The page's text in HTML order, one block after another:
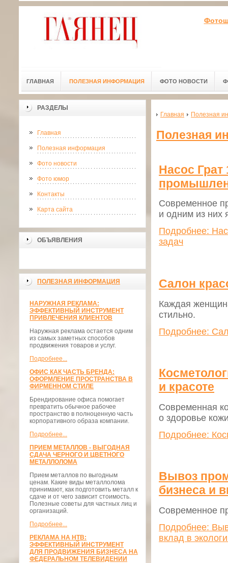
ГЛАВНАЯ ПОЛЕЗНАЯ ИНФОРМАЦИЯ ФОТО НОВОСТИ
РАЗДЕЛЫ
Главная
Полезная информация
Фото новости
Фото юмор
Контакты
Карта сайта
ОБЪЯВЛЕНИЯ
ПОЛЕЗНАЯ ИНФОРМАЦИЯ
НАРУЖНАЯ РЕКЛАМА:
ЭФФЕКТИВНЫЙ ИНСТРУМЕНТ
ПРИВЛЕЧЕНИЯ КЛИЕНТОВ
Наружная реклама остается одним
из самых заметных способов
продвижения товаров и услуг.
Подробнее...
ОФИС КАК ЧАСТЬ БРЕНДА:
ОФОРМЛЕНИЕ ПРОСТРАНСТВА В
ФИРМЕННОМ СТИЛЕ
Брендирование офиса помогает
превратить обычное рабочее
пространство в полноценную часть
корпоративного образа компании.
Подробнее...
ПРИЕМ МЕТАЛЛОВ - ВЫГОДНАЯ
СДАЧА ЧЕРНОГО И ЦВЕТНОГО
МЕТАЛЛОЛОМА
Прием металлов по выгодным
ценам. Какие виды металлолома
принимают, как подготовить металл к
сдаче и от чего зависит стоимость.
Полезные советы для частных лиц и
организаций.
Подробнее...
РЕКЛАМА НА НТВ:
ЭФФЕКТИВНЫЙ ИНСТРУМЕНТ
ДЛЯ ПРОДВИЖЕНИЯ БИЗНЕСА НА
ФЕДЕРАЛЬНОМ ТЕЛЕВИДЕНИИ
Главная Полезная
Полезная
Насос
Современное
и одним из них
Подробнее:
задач
Салон
Каждая
стильно.
Подробнее:
и красоте
Современная
о здоровье
Подробнее:
Вывоз
бизнеса и
Современное
Подробнее:
вклад в